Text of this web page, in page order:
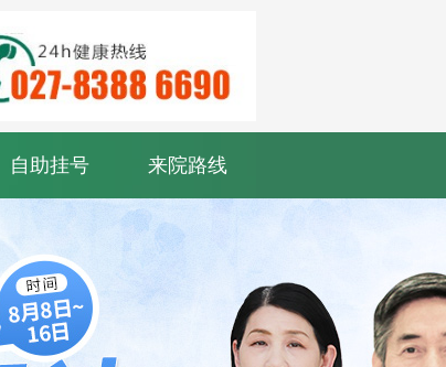
自助挂号 来院路线